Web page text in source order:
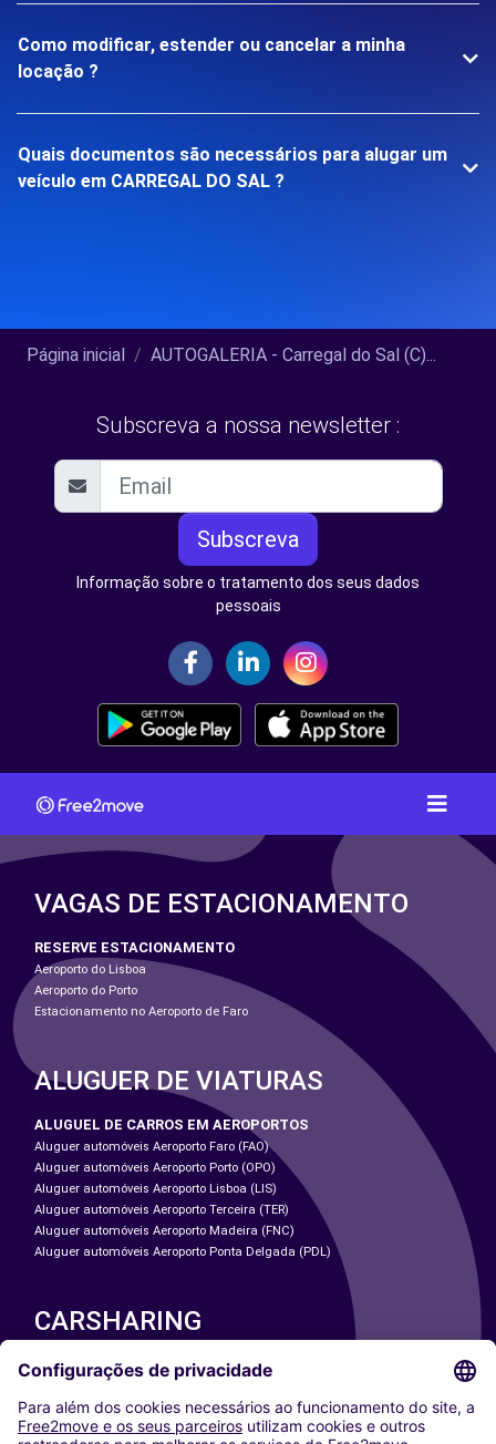
Como modificar, estender ou cancelar a minha
locação ?
Quais documentos são necessários para alugar um
veículo em CARREGAL DO SAL ?
Página inicial AUTOGALERIA - Carregal do Sal (C)...
Subscreva a nossa newsletter :
Subscreva
Informação sobre o tratamento dos seus dados
pessoais
VAGAS DE ESTACIONAMENTO
RESERVE ESTACIONAMENTO
Aeroporto do Lisboa
Aeroporto do Porto
Estacionamento no Aeroporto de Faro
ALUGUER DE VIATURAS
ALUGUEL DE CARROS EM AEROPORTOS
Aluguer automóveis Aeroporto Faro (FAO)
Aluguer automóveis Aeroporto Porto (OPO)
Aluguer automóveis Aeroporto Lisboa (LIS)
Aluguer automóveis Aeroporto Terceira (TER)
Aluguer automóveis Aeroporto Madeira (FNC)
Aluguer automóveis Aeroporto Ponta Delgada (PDL)
CARSHARING
NOSSAS CIDADES
Washington DC
Milan